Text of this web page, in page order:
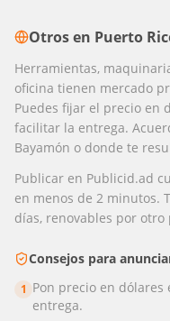
Otrosen Puerto
Herramientas,
oficina tienen mercado
Puedes fijar el precio en
facilitar la entrega.
Bayamón o donde te
Publicar en Publicid.ad
en menos de 2 minutos.
días, renovables por otro
Consejos para
1 Pon precio en
entrega.